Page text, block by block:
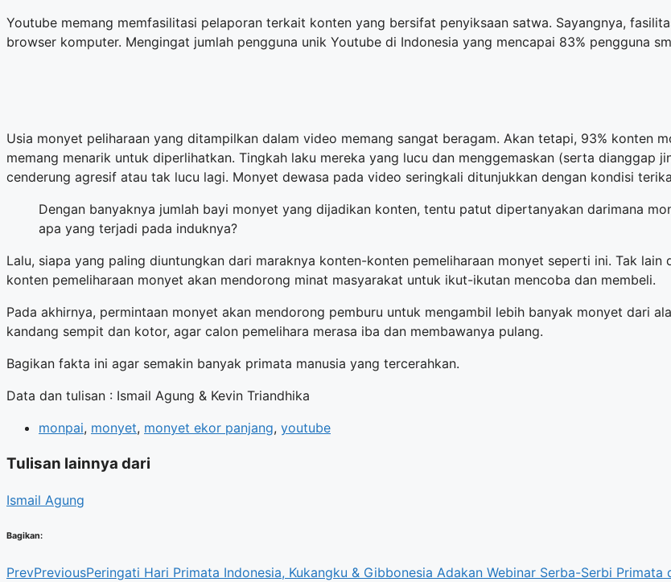
Youtube memang memfasilitasi pelaporan terkait konten yang bersifat penyiksaan satwa. Sayangnya,
browser komputer. Mengingat jumlah pengguna unik Youtube di Indonesia yang mencapai 83% pengguna
Usia monyet peliharaan yang ditampilkan dalam video memang sangat beragam. Akan tetapi, 93% konten
memang menarik untuk diperlihatkan. Tingkah laku mereka yang lucu dan menggemaskan (serta dianggap
cenderung agresif atau tak lucu lagi. Monyet dewasa pada video seringkali ditunjukkan dengan kondisi
Dengan banyaknya jumlah bayi monyet yang dijadikan konten, tentu patut dipertanyakan darimana
apa yang terjadi pada induknya?
Lalu, siapa yang paling diuntungkan dari maraknya konten-konten pemeliharaan monyet seperti ini. Tak
konten pemeliharaan monyet akan mendorong minat masyarakat untuk ikut-ikutan mencoba dan membeli.
Pada akhirnya, permintaan monyet akan mendorong pemburu untuk mengambil lebih banyak monyet dari
kandang sempit dan kotor, agar calon pemelihara merasa iba dan membawanya pulang.
Bagikan fakta ini agar semakin banyak primata manusia yang tercerahkan.
Data dan tulisan : Ismail Agung & Kevin Triandhika
monpai, monyet, monyet ekor panjang, youtube
Tulisan lainnya dari
Ismail Agung
Bagikan:
PrevPreviousPeringati Hari Primata Indonesia, Kukangku & Gibbonesia Adakan Webinar Serba-Serbi Primata